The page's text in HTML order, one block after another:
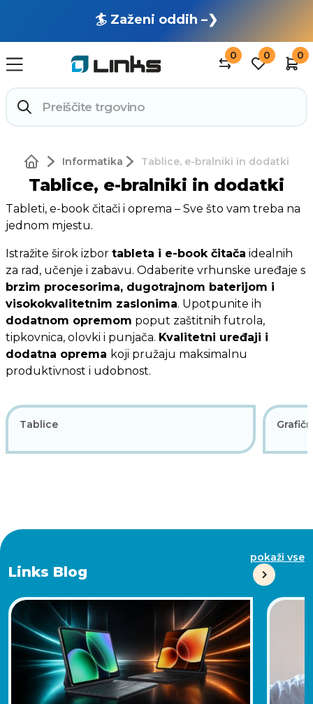
🏄 Zaženi oddih –❯
0 0 0
Informatika Tablice, e-bralniki in dodatki
Tablice, e-bralniki in dodatki
Tableti, e-book čitači i oprema – Sve što vam treba na
jednom mjestu.
Istražite širok izbor tableta i e-book čitača idealnih
za rad, učenje i zabavu. Odaberite vrhunske uređaje s
brzim procesorima, dugotrajnom baterijom i
visokokvalitetnim zaslonima. Upotpunite ih
dodatnom opremom poput zaštitnih futrola,
tipkovnica, olovki i punjača. Kvalitetni uređaji i
dodatna oprema koji pružaju maksimalnu
produktivnost i udobnost.
Tablice
Links Blog
pokaži vse